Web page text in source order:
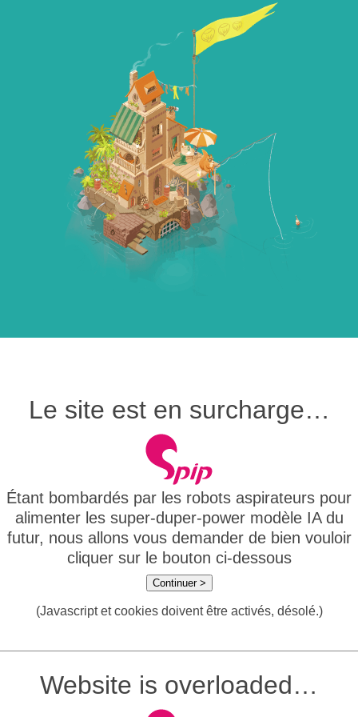
Le site est en surcharge…
Étant bombardés par les robots aspirateurs pour
alimenter les super-duper-power modèle IA du
futur, nous allons vous demander de bien vouloir
cliquer sur le bouton ci-dessous
Continuer >
(Javascript et cookies doivent être activés, désolé.)
Website is overloaded…